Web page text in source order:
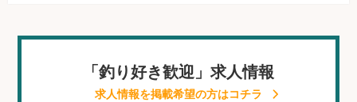
「釣り好き歓迎」求人情報
求人情報を掲載希望の方はコチラ